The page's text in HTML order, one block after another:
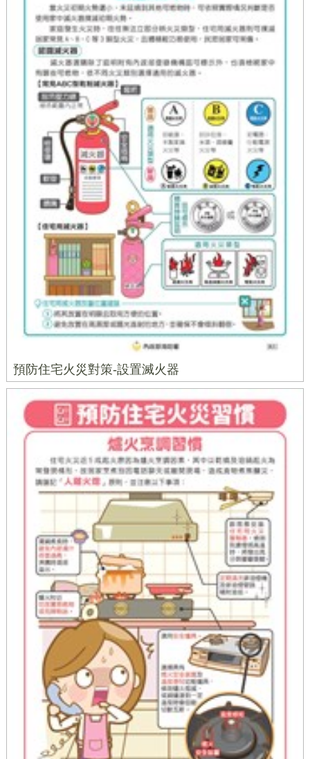
預防住宅火災對策-設置滅火器